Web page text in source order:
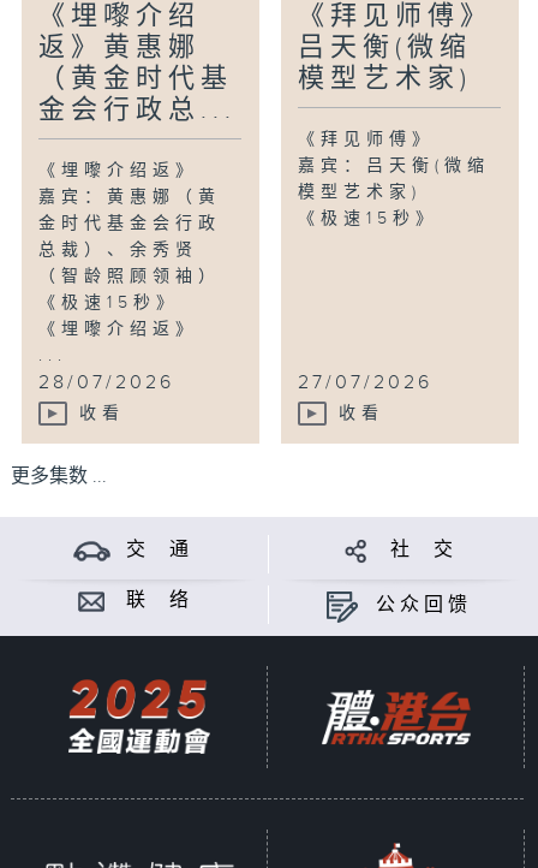
《埋嚟介绍
返》黄惠娜
（黄金时代基
金会行政总...
《埋嚟介绍返》
嘉宾：黄惠娜（黄
金时代基金会行政
总裁）、余秀贤
（智龄照顾领袖）
《极速15秒》
《埋嚟介绍返》
...
28/07/2026
收看
《拜见师傅》
吕天衡(微缩
模型艺术家)
《拜见师傅》
嘉宾：吕天衡(微缩
模型艺术家)
《极速15秒》
27/07/2026
收看
更多集数 ...
交 通 社 交
联 络 公众回馈